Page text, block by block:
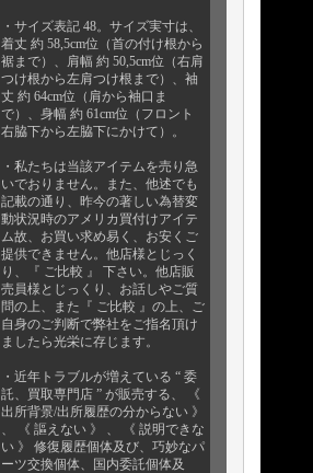
・サイズ表記 48。サイズ実寸は、
着丈 約 58,5cm位（首の付け根から
裾まで）、肩幅 約 50,5cm位（右肩
つけ根から左肩つけ根まで）、袖
丈 約 64cm位（肩から袖口ま
で）、身幅 約 61cm位（フロント
右脇下から左脇下にかけて）。
・私たちは当該アイテムを売り急
いでおりません。また、他述でも
記載の通り、昨今の著しい為替変
動状況時のアメリカ買付けアイテ
ム故、お買い求め易く、お安くご
提供できません。他店様とじっく
り、『 ご比較 』 下さい。他店販
売員様とじっくり、お話しやご質
問の上、また『 ご比較 』の上、ご
自身のご判断で弊社をご指名頂け
ましたら光栄に存じます。
・近年トラブルが増えている “ 委
託、買取専門店 ” が販売する、 《
出所背景/出所履歴の分からない 》
、 《 謳えない 》 、 《 説明できな
い 》 修復履歴個体及び、巧妙なパ
ーツ交換個体、国内委託個体及